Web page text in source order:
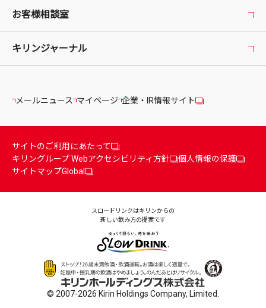
お客様相談室
キリンジャーナル
メールニュース マイページ 企業・IR情報サイト
サイトのご利用にあたって
キリングループ Webアクセシビリティ方針
個人情報の保護
サイトマップGlobal
スロードリンクはキリンからの
新しい飲み方の提案です
© 2007-2026 Kirin Holdings Company, Limited.